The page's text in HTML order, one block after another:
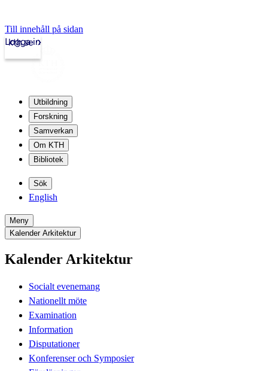
Till innehåll på sidan
kth.se
Logga in
Utbildning
Forskning
Samverkan
Om KTH
Bibliotek
Sök
English
Meny
Kalender Arkitektur
Kalender Arkitektur
Socialt evenemang
Nationellt möte
Examination
Information
Disputationer
Konferenser och Symposier